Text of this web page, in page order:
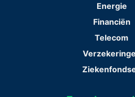
Energie
Financiën
Telecom